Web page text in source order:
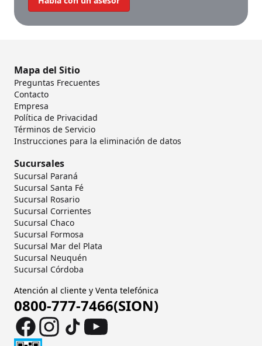
Mapa del Sitio
Preguntas Frecuentes
Contacto
Empresa
Política de Privacidad
Términos de Servicio
Instrucciones para la eliminación de datos
Sucursales
Sucursal Paraná
Sucursal Santa Fé
Sucursal Rosario
Sucursal Corrientes
Sucursal Chaco
Sucursal Formosa
Sucursal Mar del Plata
Sucursal Neuquén
Sucursal Córdoba
Atención al cliente y Venta telefónica
0800-777-7466(SION)